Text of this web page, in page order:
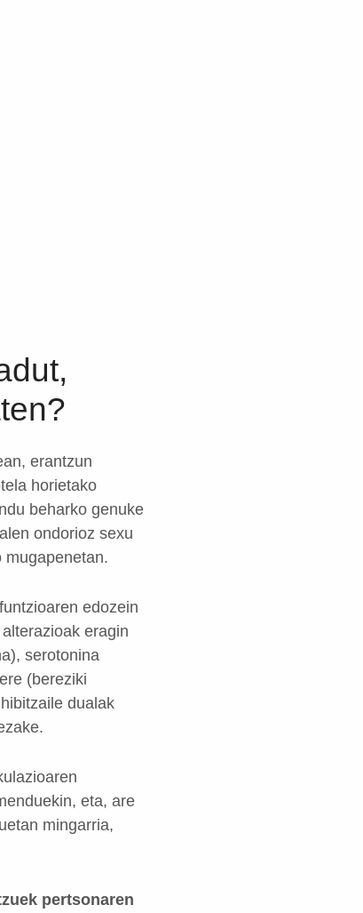
erantzun
horietako
beharko genuke
ondorioz sexu
mugapenetan.
edozein
eragin
serotonina
(bereziki
dualak
eta, are
mingarria,
pertsonaren